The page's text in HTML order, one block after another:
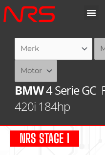
Ga
naar
BMW4 Serie GC
420i 184hp
NRS STAGE 1